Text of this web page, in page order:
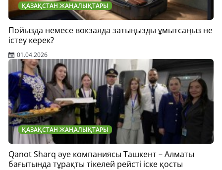
ҚАЗАҚСТАН ЖАҢАЛЫҚТАРЫ
Пойызда немесе вокзалда затыңызды ұмытсаңыз не
істеу керек?
01.04.2026
ҚАЗАҚСТАН ЖАҢАЛЫҚТАРЫ
Qanot Sharq әуе компаниясы Ташкент – Алматы
бағытында тұрақты тікелей рейсті іске қосты